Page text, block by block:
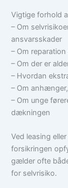
Vigtige forhold
– Om
ansvarsskader
– Om
– Om der er
– Hvordan
– Om
– Om unge
dækningen
Ved leasing
forsikringen
gælder ofte
for selvrisiko.